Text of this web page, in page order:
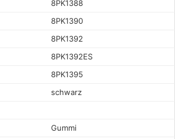
8PK1388
8PK1390
8PK1392
8PK1392ES
8PK1395
schwarz
Gummi